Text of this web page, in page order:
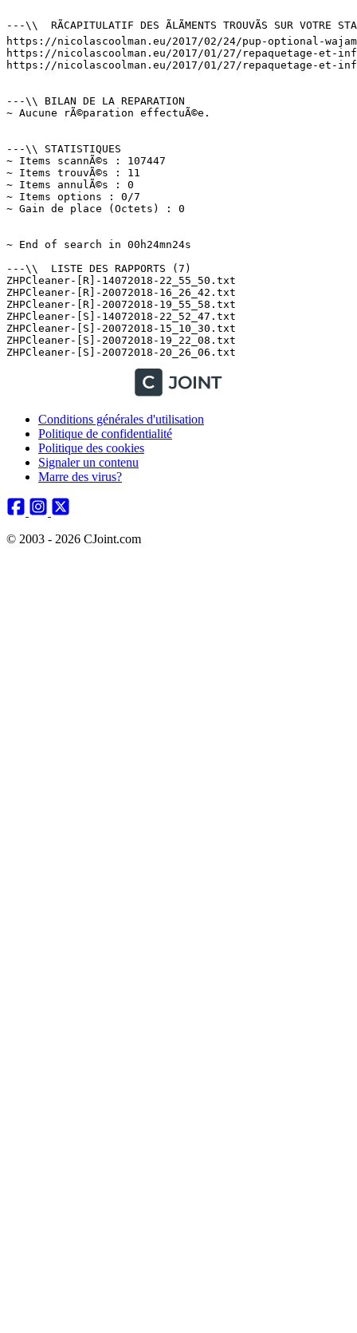
---\\  RÃCAPITULATIF DES ÃLÃMENTS TROUVÃS SUR VOTRE
https://nicolascoolman.eu/2017/02/24/pup-optional-
https://nicolascoolman.eu/2017/01/27/repaquetage-et-
https://nicolascoolman.eu/2017/01/27/repaquetage-et-
---\\ BILAN DE LA REPARATION
~ Aucune rÃ©paration effectuÃ©e.
---\\ STATISTIQUES
~ Items scannÃ©s : 107447
~ Items trouvÃ©s : 11
~ Items annulÃ©s : 0
~ Items options : 0/7
~ Gain de place (Octets) : 0
~ End of search in 00h24mn24s
---\\  LISTE DES RAPPORTS (7)
ZHPCleaner-[R]-14072018-22_55_50.txt
ZHPCleaner-[R]-20072018-16_26_42.txt
ZHPCleaner-[R]-20072018-19_55_58.txt
ZHPCleaner-[S]-14072018-22_52_47.txt
ZHPCleaner-[S]-20072018-15_10_30.txt
ZHPCleaner-[S]-20072018-19_22_08.txt
Conditions générales d'utilisation
Politique de confidentialité
Politique des cookies
Signaler un contenu
Marre des virus?
© 2003 - 2026 CJoint.com